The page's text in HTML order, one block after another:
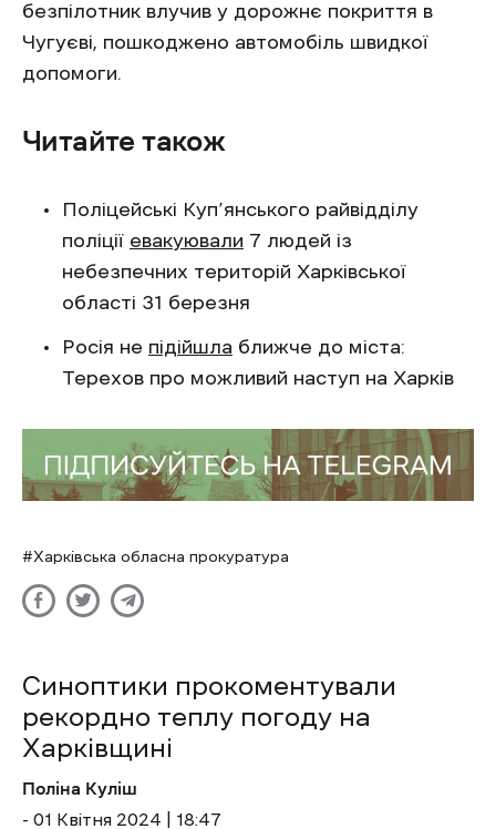
безпілотник влучив у дорожнє покриття в
Чугуєві, пошкоджено автомобіль швидкої
допомоги.
Читайте також
Поліцейські Куп’янського райвідділу
поліції евакуювали 7 людей із
небезпечних територій Харківської
області 31 березня
Росія не підійшла ближче до міста:
Терехов про можливий наступ на Харків
Харківська обласна прокуратура
Синоптики прокоментували
рекордно теплу погоду на
Харківщині
Поліна Куліш
- 01 Квітня 2024 | 18:47